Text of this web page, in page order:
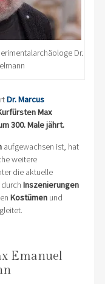
Dr.
Dr. Marcus
Max
300. Male jährt.
aufgewachsen ist, hat
weitere
die aktuelle
Inszenierungen
Kostümenund
Emanuel